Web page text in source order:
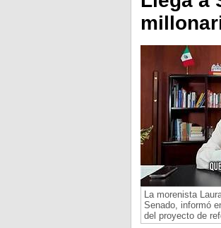
La morenista
Senado, informó
del proyecto de